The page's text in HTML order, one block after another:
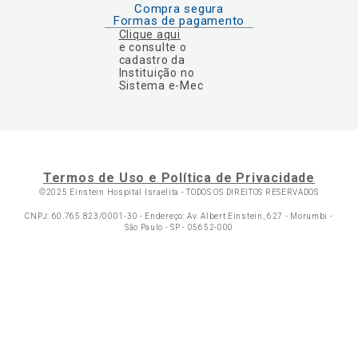
Compra segura
Formas de pagamento
Clique aqui
e consulte o
cadastro da
Instituição no
Sistema e-Mec
Termos de Uso e Política de Privacidade
©2025 Einstein Hospital Israelita -TODOS OS DIREITOS RESERVADOS
CNPJ: 60.765.823/0001-30 - Endereço: Av. Albert Einstein, 627 - Morumbi -
São Paulo - SP - 05652-000